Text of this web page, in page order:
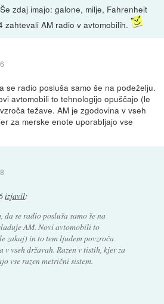
zdaj imajo: galone, milje, Fahrenheit
zahtevali AM radio v avtomobilih.
se radio posluša samo še na podeželju.
avtomobili to tehnologijo opuščajo (le
težave. AM je zgodovina v vseh
za merske enote uporabljajo vse
izjavil:
se radio posluša samo še na
AM. Novi avtomobili to
zakaj) in to tem ljudem povzroča
v vseh državah. Razen v tistih, kjer za
vse razen metrični sistem.